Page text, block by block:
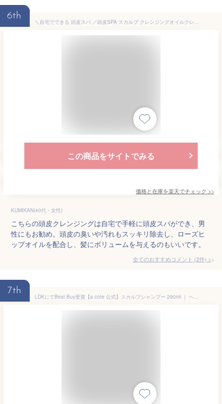
6th
＼自宅でできる 頭皮スパ ／頭皮SPA スカルプ クレンジングオイルクレンジング スカルプケア 頭皮ケア 頭皮クレンジング 自宅 ヘッドスパ 女性 レディース メンズ 【PG】
この商品をサイトでみる
価格と在庫を楽天でチェック >>
KUMIKAN(40代・女性)
こちらの頭皮クレンジングは自宅で手軽に頭皮スパができ、男
性にもお勧め。頭皮の臭いや汚れもスッキリ除去し、ローズヒ
ップオイルを配合し、髪にボリュームを与えるのもいいです。
全てのおすすめコメント (2件) >
7th
LDKにてBest Buy受賞【a cote 公式】スカルプシャンプー 290ml ｜ ヘマチン 配合 シャンプー スカルプケア 頭皮ケア クレンジング メンズ レディース 男性 女性 ボリュームアップ 頭皮 フケ かゆみ 美容室専売 サロン専売 スカルプ シャンプー ふけかゆみ